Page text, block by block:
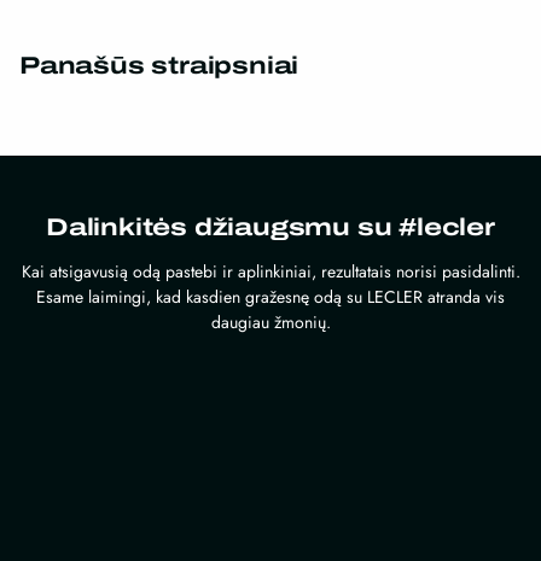
Panašūs straipsniai
Dalinkitės džiaugsmu su #lecler
Kai atsigavusią odą pastebi ir aplinkiniai, rezultatais norisi pasidalinti.
Esame laimingi, kad kasdien gražesnę odą su LECLER atranda vis
daugiau žmonių.